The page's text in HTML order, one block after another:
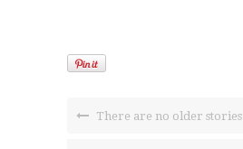
There are no older stories